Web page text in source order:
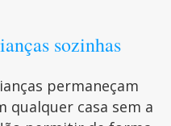
sozinhas
permaneçam
qualquer casa sem a